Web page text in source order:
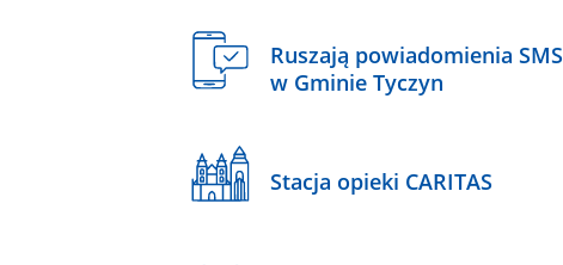
Ruszają powiadomienia SMS
w Gminie Tyczyn
Stacja opieki CARITAS